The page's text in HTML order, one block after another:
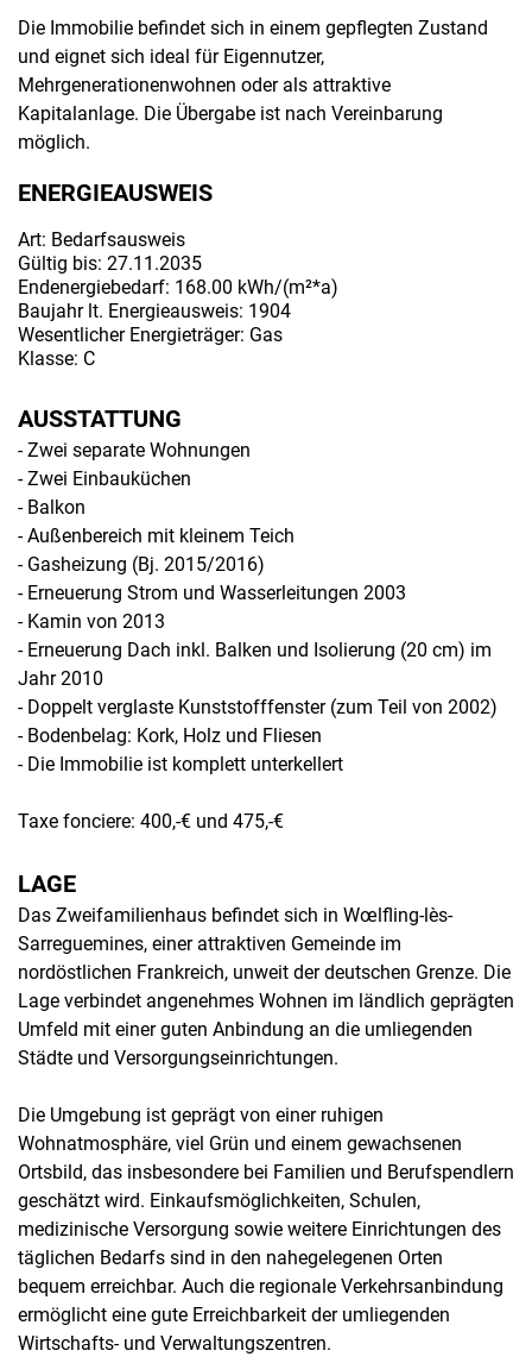
Die Immobilie befindet sich in einem gepflegten Zustand
und eignet sich ideal für Eigennutzer,
Mehrgenerationenwohnen oder als attraktive
Kapitalanlage. Die Übergabe ist nach Vereinbarung
möglich.
ENERGIEAUSWEIS
Art: Bedarfsausweis
Gültig bis: 27.11.2035
Endenergiebedarf: 168.00 kWh/(m²*a)
Baujahr lt. Energieausweis: 1904
Wesentlicher Energieträger: Gas
Klasse: C
AUSSTATTUNG
- Zwei separate Wohnungen
- Zwei Einbauküchen
- Balkon
- Außenbereich mit kleinem Teich
- Gasheizung (Bj. 2015/2016)
- Erneuerung Strom und Wasserleitungen 2003
- Kamin von 2013
- Erneuerung Dach inkl. Balken und Isolierung (20 cm) im
Jahr 2010
- Doppelt verglaste Kunststofffenster (zum Teil von 2002)
- Bodenbelag: Kork, Holz und Fliesen
- Die Immobilie ist komplett unterkellert
Taxe fonciere: 400,-€ und 475,-€
LAGE
Das Zweifamilienhaus befindet sich in Wœlfling-lès-
Sarreguemines, einer attraktiven Gemeinde im
nordöstlichen Frankreich, unweit der deutschen Grenze. Die
Lage verbindet angenehmes Wohnen im ländlich geprägten
Umfeld mit einer guten Anbindung an die umliegenden
Städte und Versorgungseinrichtungen.
Die Umgebung ist geprägt von einer ruhigen
Wohnatmosphäre, viel Grün und einem gewachsenen
Ortsbild, das insbesondere bei Familien und Berufspendlern
geschätzt wird. Einkaufsmöglichkeiten, Schulen,
medizinische Versorgung sowie weitere Einrichtungen des
täglichen Bedarfs sind in den nahegelegenen Orten
bequem erreichbar. Auch die regionale Verkehrsanbindung
ermöglicht eine gute Erreichbarkeit der umliegenden
Wirtschafts- und Verwaltungszentren.